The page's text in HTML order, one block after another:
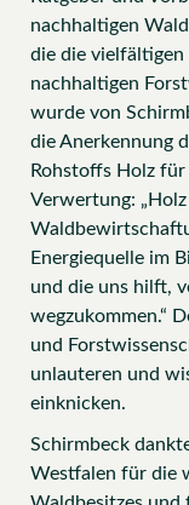
nachhaltigen
die die
nachhaltigen
wurde von
die Anerkennung
Rohstoffs Holz
Verwertung:
Energiequelle im
und die uns hilft,
wegzukommen.“
und
unlauteren und
einknicken.
Schirmbeck
Westfalen für die